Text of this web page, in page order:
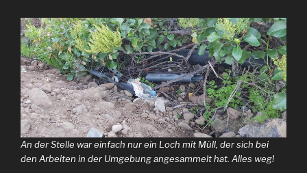
An der Stelle war einfach nur ein Loch mit Müll, der sich bei
den Arbeiten in der Umgebung angesammelt hat. Alles weg!